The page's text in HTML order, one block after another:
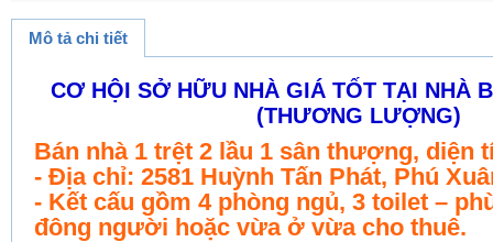
Mô tả chi tiết
CƠ HỘI SỞ HỮU NHÀ GIÁ TỐT TẠI NHÀ
(THƯƠNG LƯỢNG)
Bán nhà 1 trệt 2 lầu 1 sân thượng, diện
- Địa chỉ: 2581 Huỳnh Tấn Phát, Phú
- Kết cấu gồm 4 phòng ngủ, 3 toilet –
đông người hoặc vừa ở vừa cho thuê.